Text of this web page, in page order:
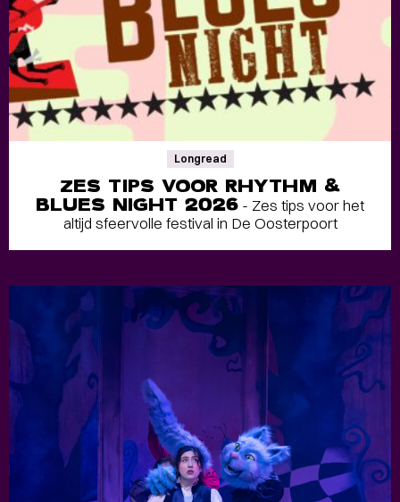
Longread
ZES TIPS VOOR RHYTHM &
BLUES NIGHT 2026 - Zes tips voor het
altijd sfeervolle festival in De Oosterpoort